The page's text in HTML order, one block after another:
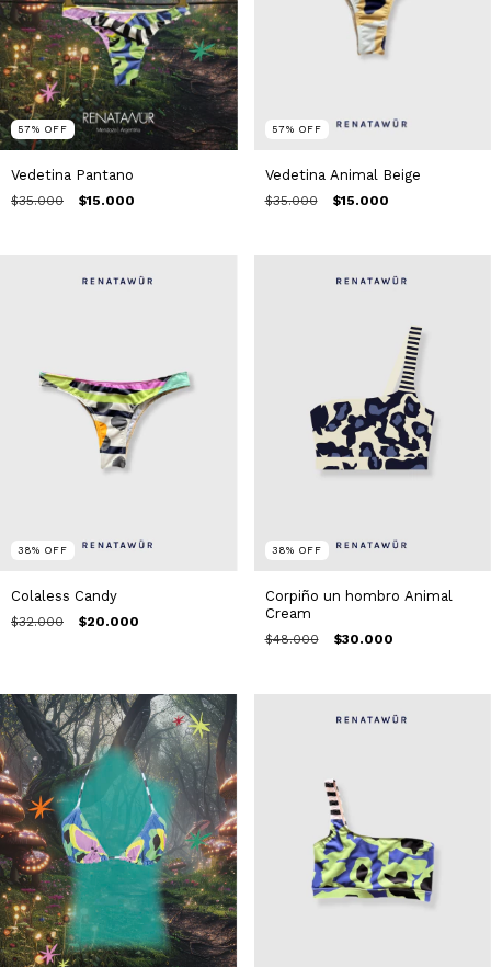
57% OFF
Vedetina Pantano
$35.000 $15.000
57% OFF
Vedetina Animal Beige
$35.000 $15.000
38% OFF
Colaless Candy
$32.000 $20.000
38% OFF
Corpiño un hombro Animal
Cream
$48.000 $30.000